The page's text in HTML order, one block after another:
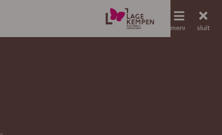
menu
menu sluit